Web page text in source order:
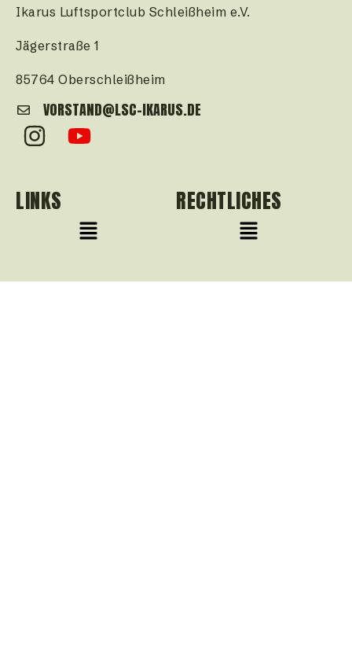
Ikarus Luftsportclub Schleißheim e.V.
Jägerstraße 1
85764 Oberschleißheim
VORSTAND@LSC-IKARUS.DE
LINKS RECHTLICHES